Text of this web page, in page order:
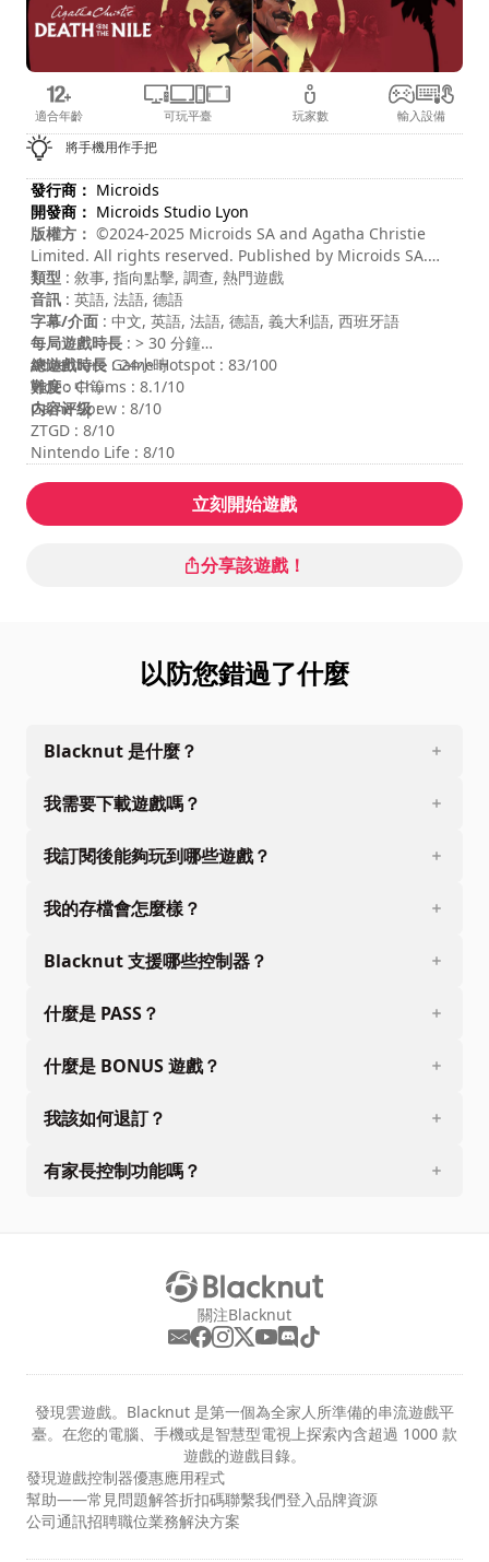
適合年齡 可玩平臺 玩家數 輸入設備
將手機用作手把
發行商： Microids
開發商： Microids Studio Lyon
版權方： ©2024-2025 Microids SA and Agatha Christie
Limited. All rights reserved. Published by Microids SA.
Developed by Microids Studio Lyon. All rights reserved.
Based on Death on the Nile © 1937 Agatha Christie
Limited. All rights reserved. DEATH ON THE NILE, AGATHA
CHRISTIE, POIROT, the Agatha Christie Signature and the
AC Monogram Logo are registered trademarks of Agatha
Christie Limited in the UK and elsewhere. All rights
reserved.
類型 : 敘事, 指向點擊, 調查, 熱門遊戲
音訊 : 英語, 法語, 德語
字幕/介面 : 中文, 英語, 法語, 德語, 義大利語, 西班牙語
每局遊戲時長 : > 30 分鐘
總遊戲時長 : 24小時
難度: 中等
内容评级:
Adventure Game Hotspot : 83/100
Video Chums : 8.1/10
Game Spew : 8/10
ZTGD : 8/10
Nintendo Life : 8/10
立刻開始遊戲
分享該遊戲！
以防您錯過了什麼
Blacknut 是什麼？
我需要下載遊戲嗎？
我訂閱後能夠玩到哪些遊戲？
我的存檔會怎麼樣？
Blacknut 支援哪些控制器？
什麼是 PASS？
什麼是 BONUS 遊戲？
我該如何退訂？
有家長控制功能嗎？
關注Blacknut
發現雲遊戲。Blacknut 是第一個為全家人所準備的串流遊戲平
臺。在您的電腦、手機或是智慧型電視上探索內含超過 1000 款
遊戲的遊戲目錄。
發現遊戲控制器優惠應用程式
幫助——常見問題解答折扣碼聯繫我們登入品牌資源
公司通訊招聘職位業務解決方案